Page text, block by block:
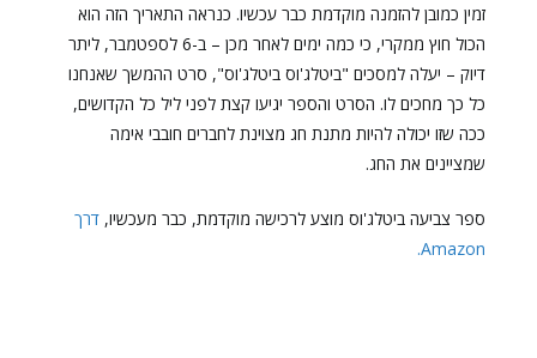
זמין כמובן להזמנה מוקדמת כבר עכשיו. כנראה התאריך הזה הוא
הכול חוץ ממקרי, כי כמה ימים לאחר מכן – ב-6 לספטמבר, ליתר
דיוק – יעלה למסכים "ביטלג'וס ביטלג'וס", סרט ההמשך שאנחנו
כל כך מחכים לו. הסרט והספר יגיעו קצת לפני ליל כל הקדושים,
ככה שזו יכולה להיות מתנת חג מצוינת לחברים חובבי אימה
שמציינים את החג.
ספר צביעה ביטלג'וס מוצע לרכישה מוקדמת, כבר מעכשיו, דרך
Amazon.